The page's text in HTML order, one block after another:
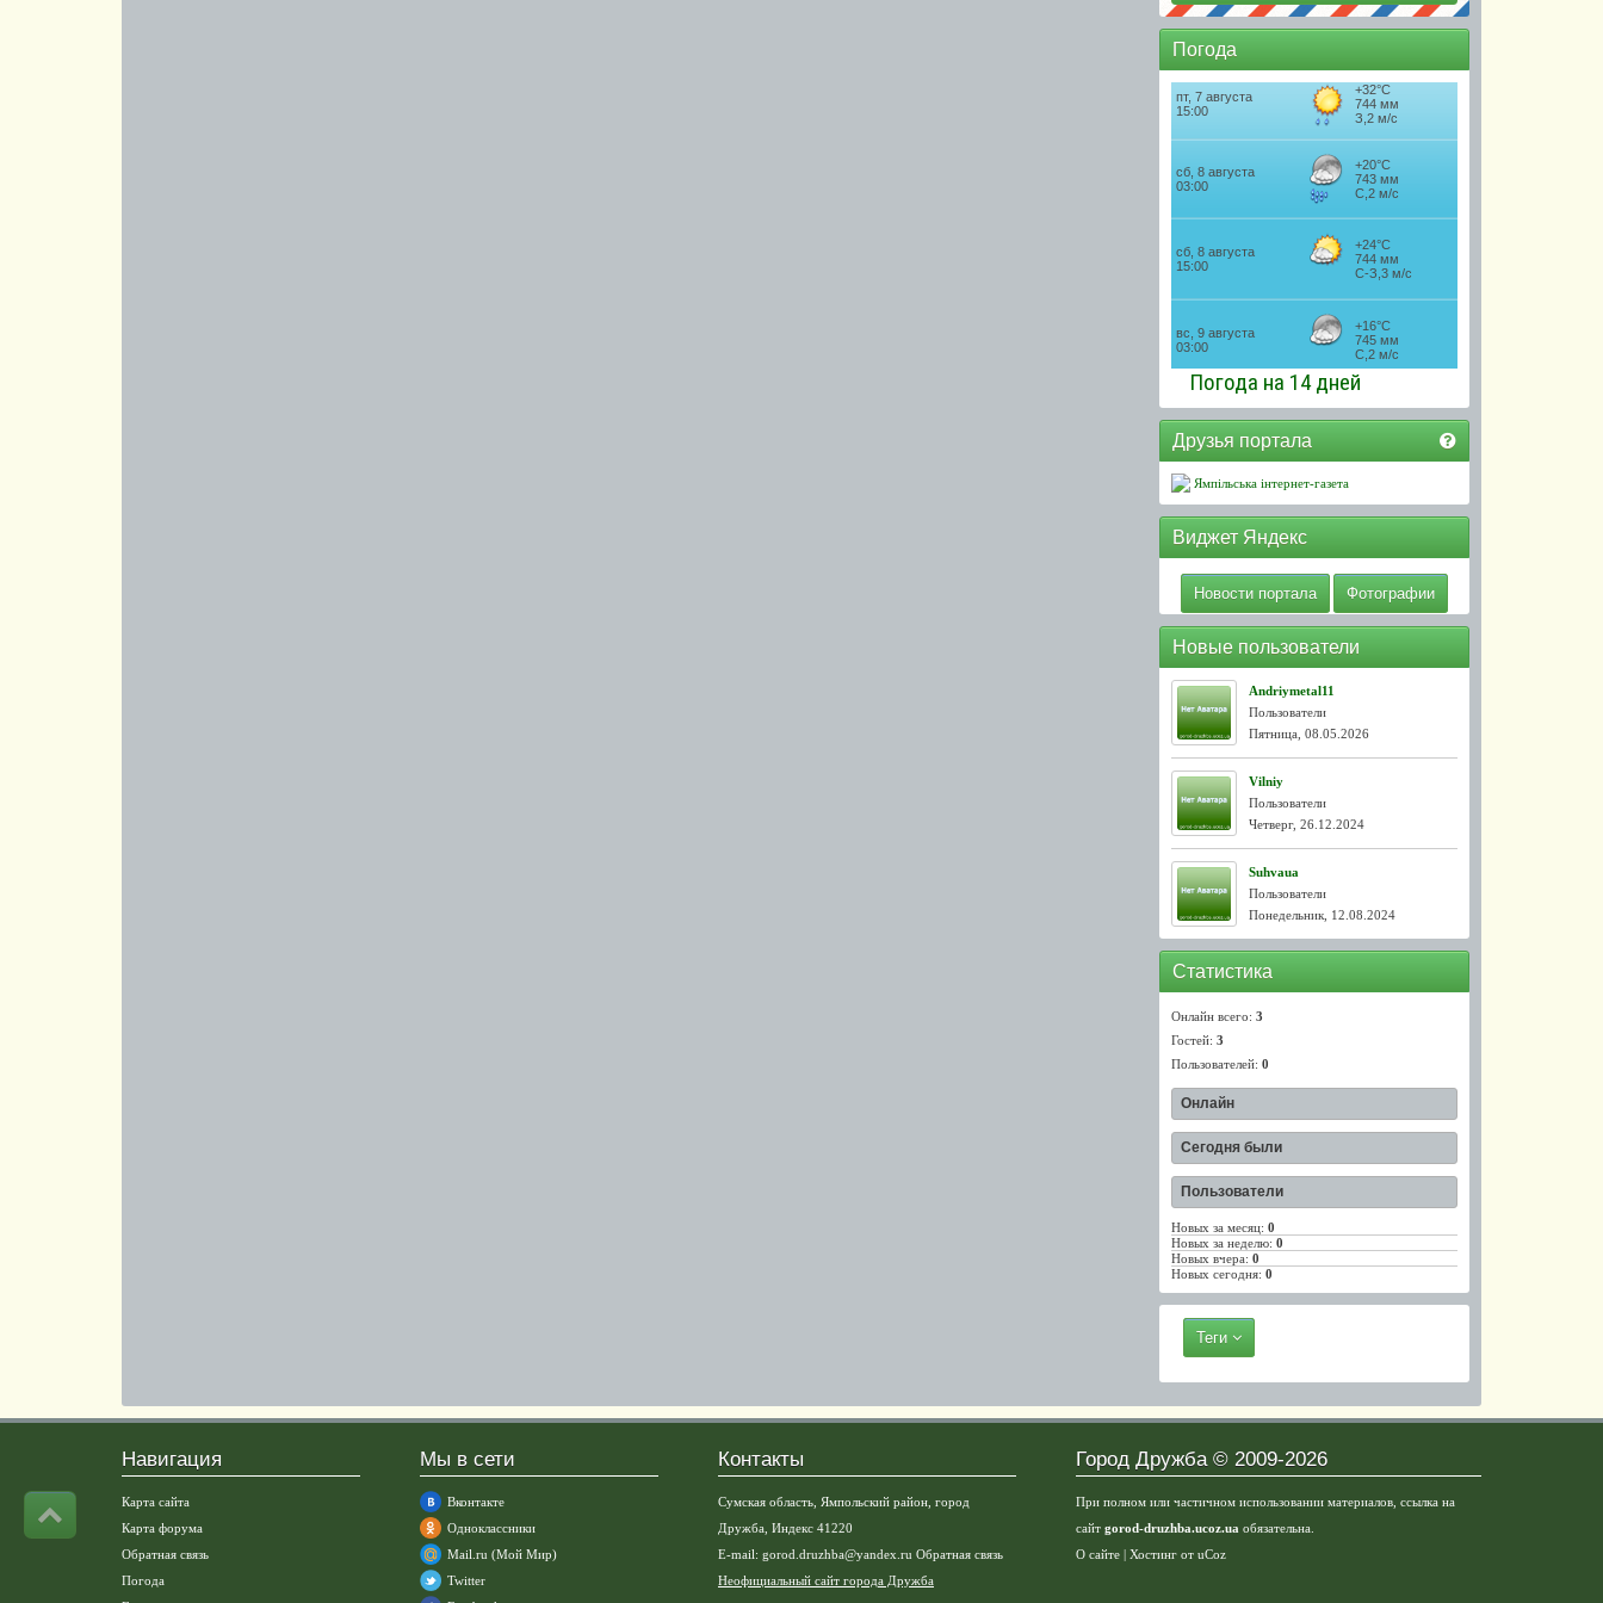
Погода
Погода на 14 дней
Друзья портала
Ямпільська інтернет-газета
Виджет Яндекс
Новости портала Фотографии
Новые пользователи
Andriymetal11
Пользователи
Пятница, 08.05.2026
Vilniy
Пользователи
Четверг, 26.12.2024
Suhvaua
Пользователи
Понедельник, 12.08.2024
Статистика
Онлайн всего: 3
Гостей: 3
Пользователей: 0
Онлайн
Сегодня были
Пользователи
Новых за месяц: 0
Новых за неделю: 0
Новых вчера: 0
Новых сегодня: 0
Теги
Навигация
Карта сайта
Карта форума
Обратная связь
Погода
Мы в сети
Вконтакте
Одноклассники
Mail.ru (Мой Мир)
Twitter
Контакты
Сумская область, Ямпольский район, город
Дружба, Индекс 41220
E-mail: gorod.druzhba@yandex.ru Обратная связь
Неофициальный сайт города Дружба
Город Дружба © 2009-2026
При полном или частичном использовании материалов, ссылка на
сайт gorod-druzhba.ucoz.ua обязательна.
О сайте | Хостинг от uCoz